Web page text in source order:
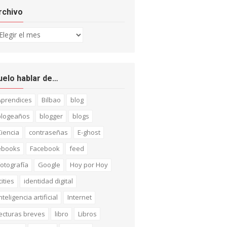
hablar de…
Bilbao
blog
blogger
blogs
contraseñas
E-ghost
Facebook
feed
Google
Hoy por Hoy
identidad digital
artificial
Internet
breves
libro
Libros